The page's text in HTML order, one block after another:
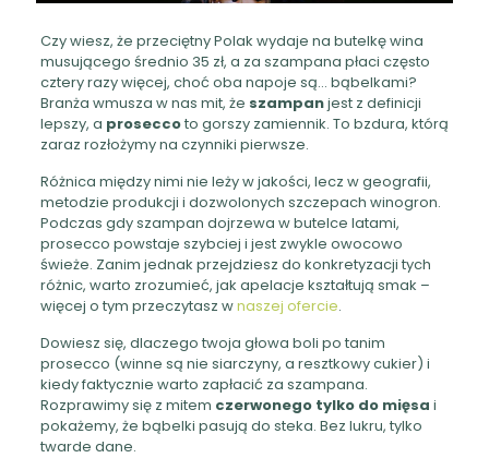
Czy wiesz, że przeciętny Polak wydaje na butelkę wina
musującego średnio 35 zł, a za szampana płaci często
cztery razy więcej, choć oba napoje są… bąbelkami?
Branża wmusza w nas mit, że szampanjest z definicji
lepszy, a proseccoto gorszy zamiennik. To bzdura, którą
zaraz rozłożymy na czynniki pierwsze.
Różnica między nimi nie leży w jakości, lecz w geografii,
metodzie produkcji i dozwolonych szczepach winogron.
Podczas gdy szampan dojrzewa w butelce latami,
prosecco powstaje szybciej i jest zwykle owocowo
świeże. Zanim jednak przejdziesz do konkretyzacji tych
różnic, warto zrozumieć, jak apelacje kształtują smak –
więcej o tym przeczytasz wnaszej ofercie.
Dowiesz się, dlaczego twoja głowa boli po tanim
prosecco (winne są nie siarczyny, a resztkowy cukier) i
kiedy faktycznie warto zapłacić za szampana.
Rozprawimy się z mitem czerwonego tylko do mięsa i
pokażemy, że bąbelki pasują do steka. Bez lukru, tylko
twarde dane.